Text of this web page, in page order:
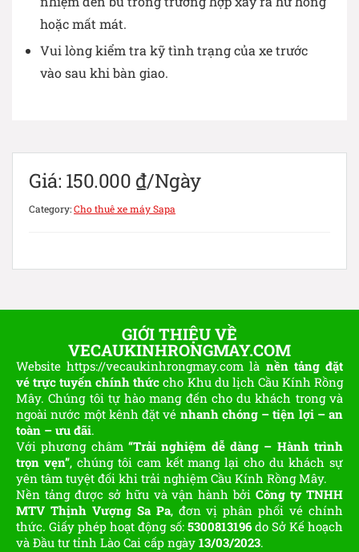
hoặc mất mát.
Vui lòng kiểm tra kỹ tình trạng của xe trước
vào sau khi bàn giao.
Giá: 150.000 ₫/Ngày
Category:Cho thuê xe máy Sapa
GIỚI THIỆU VỀ
VECAUKINHRONGMAY.COM
Website https://vecaukinhrongmay.com là nền tảng đặt
vé trực tuyến chính thức cho Khu du lịch Cầu Kính Rồng
Mây. Chúng tôi tự hào mang đến cho du khách trong và
ngoài nước một kênh đặt vé nhanh chóng – tiện lợi – an
toàn – ưu đãi.
Với phương châm “Trải nghiệm dễ dàng – Hành trình
trọn vẹn”, chúng tôi cam kết mang lại cho du khách sự
yên tâm tuyệt đối khi trải nghiệm Cầu Kính Rồng Mây.
Nền tảng được sở hữu và vận hành bởiCông ty TNHH
MTV Thịnh Vượng Sa Pa, đơn vị phân phối vé chính
thức. Giấy phép hoạt động số: 5300813196do Sở Kế hoạch
và Đầu tư tỉnh Lào Cai cấp ngày 13/03/2023.